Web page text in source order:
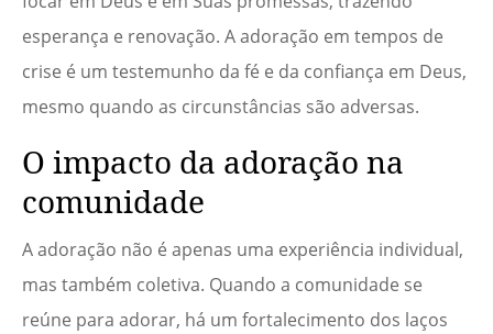
esperança e renovação. A adoração em tempos de
crise é um testemunho da fé e da confiança em Deus,
mesmo quando as circunstâncias são adversas.
O impacto da adoração na
comunidade
A adoração não é apenas uma experiência individual,
mas também coletiva. Quando a comunidade se
reúne para adorar, há um fortalecimento dos laços